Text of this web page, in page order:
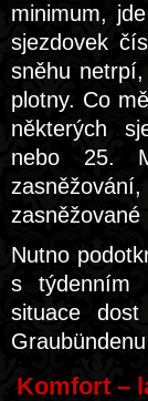
minimum,
sjezdovek
sněhu
plotny. Co
některých
nebo 25.
Nutno
s týdenním
situace
Komfort –